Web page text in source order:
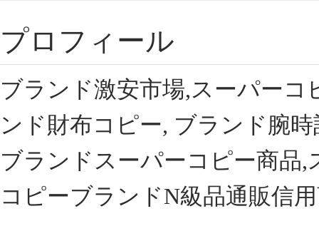
プロフィール
ブランド激安市場,スーパー
ンド財布コピー, ブランド腕
ブランドスーパーコピー商品
コピーブランドN級品通販信